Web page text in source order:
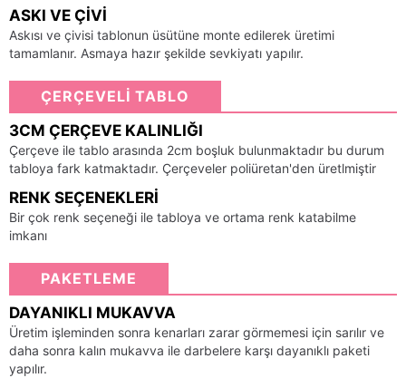
ASKI VE ÇIVI
Askısı ve çivisi tablonun üsütüne monte edilerek üretimi
tamamlanır. Asmaya hazır şekilde sevkiyatı yapılır.
ÇERÇEVELİ TABLO
3CM ÇERÇEVE KALINLIĞI
Çerçeve ile tablo arasında 2cm boşluk bulunmaktadır bu durum
tabloya fark katmaktadır. Çerçeveler poliüretan'den üretlmiştir
RENK SEÇENEKLERI
Bir çok renk seçeneği ile tabloya ve ortama renk katabilme
imkanı
PAKETLEME
DAYANIKLI MUKAVVA
Üretim işleminden sonra kenarları zarar görmemesi için sarılır ve
daha sonra kalın mukavva ile darbelere karşı dayanıklı paketi
yapılır.